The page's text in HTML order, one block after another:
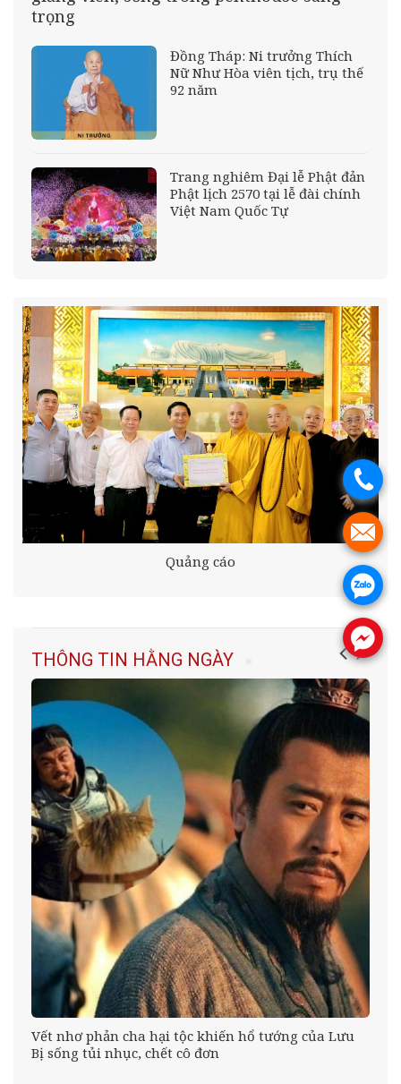
trọng
Đồng Tháp: Ni trưởng Thích
Nữ Như Hòa viên tịch, trụ thế
92 năm
Trang nghiêm Đại lễ Phật đản
Phật lịch 2570 tại lễ đài chính
Việt Nam Quốc Tự
Quảng cáo
THÔNG TIN HẰNG NGÀY
Vết nhơ phản cha hại tộc khiến hổ tướng của Lưu
Bị sống tủi nhục, chết cô đơn
.
.
.
.